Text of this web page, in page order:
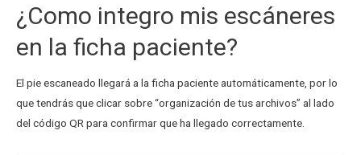
¿Como integro mis escáneres
en la ficha paciente?
El pie escaneado llegará a la ficha paciente automáticamente, por lo
que tendrás que clicar sobre “organización de tus archivos” al lado
del código QR para confirmar que ha llegado correctamente.